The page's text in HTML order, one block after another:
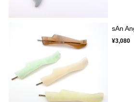
sAn
¥3,080